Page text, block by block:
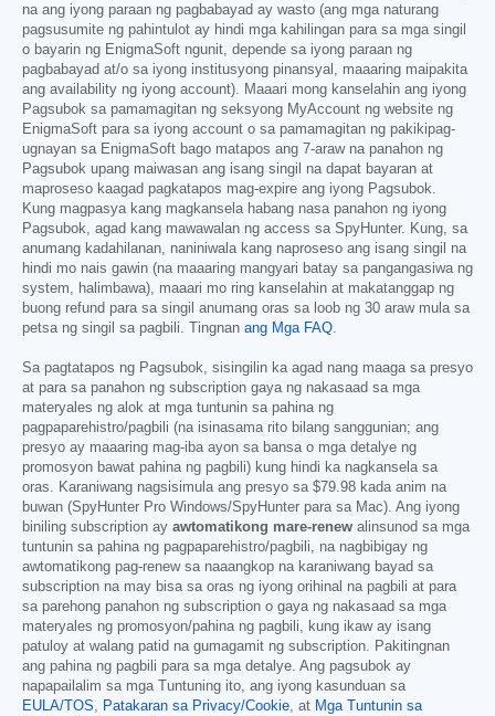
na ang iyong paraan ng pagbabayad ay wasto (ang mga naturang
pagsusumite ng pahintulot ay hindi mga kahilingan para sa mga singil
o bayarin ng EnigmaSoft ngunit, depende sa iyong paraan ng
pagbabayad at/o sa iyong institusyong pinansyal, maaaring maipakita
ang availability ng iyong account). Maaari mong kanselahin ang iyong
Pagsubok sa pamamagitan ng seksyong MyAccount ng website ng
EnigmaSoft para sa iyong account o sa pamamagitan ng pakikipag-
ugnayan sa EnigmaSoft bago matapos ang 7-araw na panahon ng
Pagsubok upang maiwasan ang isang singil na dapat bayaran at
maproseso kaagad pagkatapos mag-expire ang iyong Pagsubok.
Kung magpasya kang magkansela habang nasa panahon ng iyong
Pagsubok, agad kang mawawalan ng access sa SpyHunter. Kung, sa
anumang kadahilanan, naniniwala kang naproseso ang isang singil na
hindi mo nais gawin (na maaaring mangyari batay sa pangangasiwa ng
system, halimbawa), maaari mo ring kanselahin at makatanggap ng
buong refund para sa singil anumang oras sa loob ng 30 araw mula sa
petsa ng singil sa pagbili. Tingnan ang Mga FAQ.
Sa pagtatapos ng Pagsubok, sisingilin ka agad nang maaga sa presyo
at para sa panahon ng subscription gaya ng nakasaad sa mga
materyales ng alok at mga tuntunin sa pahina ng
pagpaparehistro/pagbili (na isinasama rito bilang sanggunian; ang
presyo ay maaaring mag-iba ayon sa bansa o mga detalye ng
promosyon bawat pahina ng pagbili) kung hindi ka nagkansela sa
oras. Karaniwang nagsisimula ang presyo sa $79.98 kada anim na
buwan (SpyHunter Pro Windows/SpyHunter para sa Mac). Ang iyong
biniling subscription ay awtomatikong mare-renew alinsunod sa mga
tuntunin sa pahina ng pagpaparehistro/pagbili, na nagbibigay ng
awtomatikong pag-renew sa naaangkop na karaniwang bayad sa
subscription na may bisa sa oras ng iyong orihinal na pagbili at para
sa parehong panahon ng subscription o gaya ng nakasaad sa mga
materyales ng promosyon/pahina ng pagbili, kung ikaw ay isang
patuloy at walang patid na gumagamit ng subscription. Pakitingnan
ang pahina ng pagbili para sa mga detalye. Ang pagsubok ay
napapailalim sa mga Tuntuning ito, ang iyong kasunduan sa
EULA/TOS, Patakaran sa Privacy/Cookie, at Mga Tuntunin sa